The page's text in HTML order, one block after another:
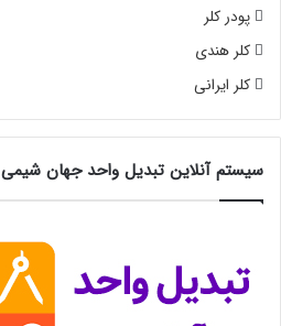
پودر کلر
کلر هندی
کلر ایرانی
سیستم آنلاین تبدیل واحد جهان شیمی